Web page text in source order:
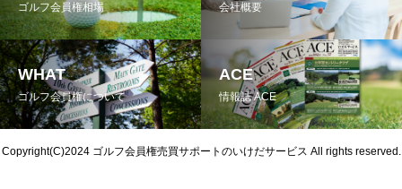
ゴルフ会員権相場 会社概要
WHAT
ゴルフ会員権について
ACE
情報誌 ACE
Copyright(C)2024 ゴルフ会員権売買サポートのいけだサービス All rights reserved.